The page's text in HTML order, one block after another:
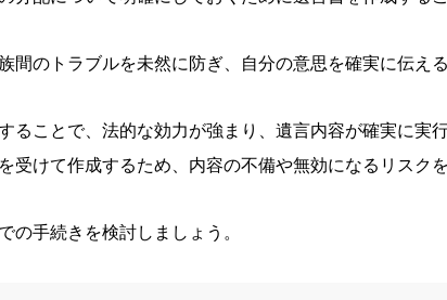
間のトラブルを未然に防ぎ、自分の意思を確実に伝え
ることで、法的な効力が強まり、遺言内容が確実に実
受けて作成するため、内容の不備や無効になるリスク
の手続きを検討しましょう。